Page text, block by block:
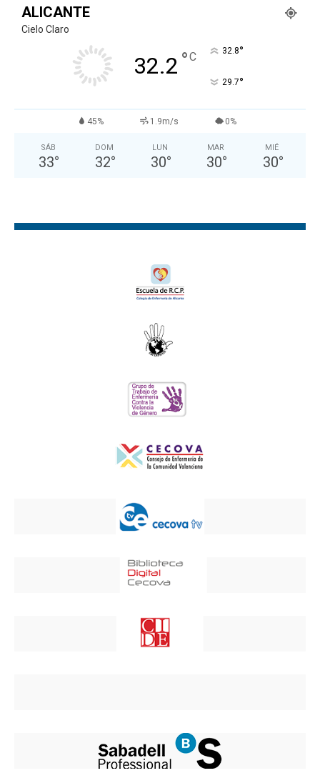
ALICANTE
Cielo Claro
32.2 °C 32.8°
29.7°
45% 1.9m/s 0%
SÁB
33°
DOM
32°
LUN
30°
MAR
30°
MIÉ
30°